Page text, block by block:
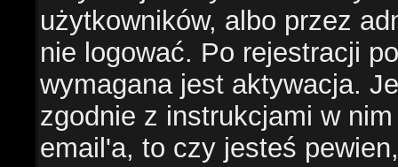
użytkowników, albo przez
nie logować. Po rejestracji
wymagana jest aktywacja.
zgodnie z instrukcjami w
email'a, to czy jesteś